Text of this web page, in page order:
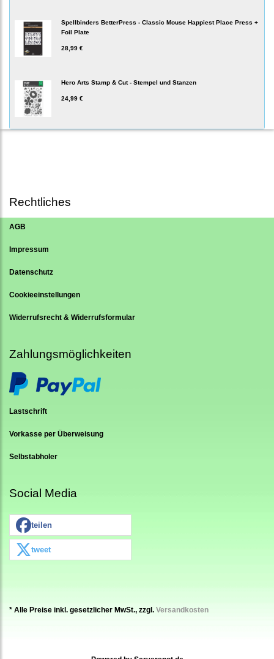
Spellbinders BetterPress - Classic Mouse Happiest Place Press +
Foil Plate
28,99 €
Hero Arts Stamp & Cut - Stempel und Stanzen
24,99 €
Rechtliches
AGB
Impressum
Datenschutz
Cookieeinstellungen
Widerrufsrecht & Widerrufsformular
Zahlungsmöglichkeiten
Lastschrift
Vorkasse per Überweisung
Selbstabholer
Social Media
teilen
tweet
* Alle Preise inkl. gesetzlicher MwSt., zzgl. Versandkosten